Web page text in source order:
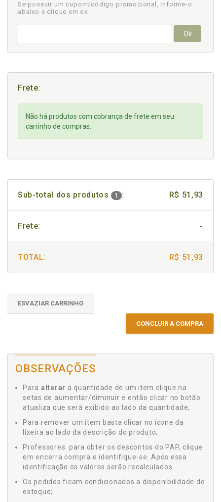
Se possuir um cupom/código promocional, informe-o
abaixo e clique em ok
Ok
Frete:
Não há produtos com cobrança de frete em seu
carrinho de compras.
Sub-total dos produtos 1 : R$ 51,93
Frete: -
TOTAL: R$ 51,93
ESVAZIAR CARRINHO
CONCLUIR A COMPRA
OBSERVAÇÕES
Para alterar a quantidade de um item clique na
setas de aumentar/diminuir e então clicar no botão
atualiza que será exibido ao lado da quantidade;
Para remover um item basta clicar no ícone da
lixeira ao lado da descrição do produto;
Professores: para obter os descontos do PAP, clique
em encerra compra e identifique-se. Após essa
identificação os valores serão recalculados.
Os pedidos ficam condicionados a disponibilidade de
estoque;